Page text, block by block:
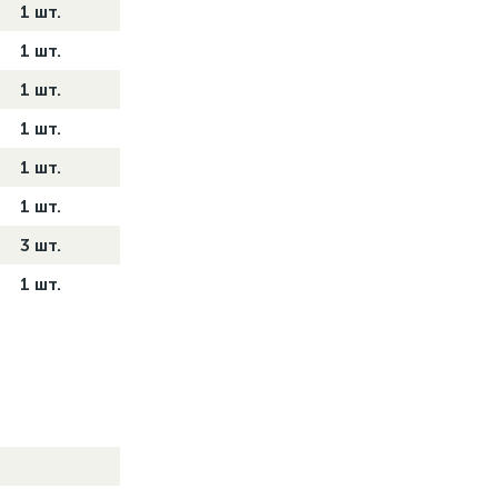
1 шт.
1 шт.
1 шт.
1 шт.
1 шт.
1 шт.
3 шт.
1 шт.